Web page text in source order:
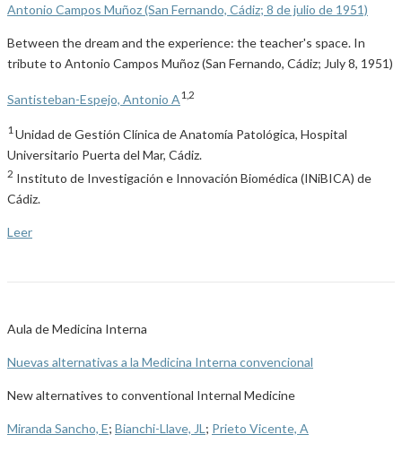
Antonio Campos Muñoz (San Fernando, Cádiz; 8 de julio de 1951)
Between the dream and the experience: the teacher's space. In
tribute to Antonio Campos Muñoz (San Fernando, Cádiz; July 8, 1951)
Santisteban-Espejo, Antonio A1,2
1 Unidad de Gestión Clínica de Anatomía Patológica, Hospital
Universitario Puerta del Mar, Cádiz.
2 Instituto de Investigación e Innovación Biomédica (INiBICA) de
Cádiz.
Leer
Aula de Medicina Interna
Nuevas alternativas a la Medicina Interna convencional
New alternatives to conventional Internal Medicine
Miranda Sancho, E; Bianchi-Llave, JL ; Prieto Vicente, A